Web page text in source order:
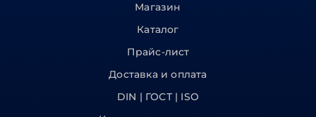
Магазин
Каталог
Прайс-лист
Доставка и оплата
DIN | ГОСТ | ISO